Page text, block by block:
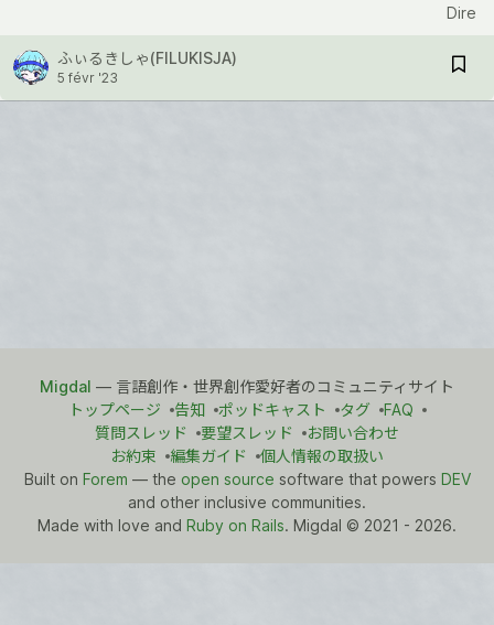
Dire
ふぃるきしゃ(FILUKISJA)
5 févr '23
Migdal — 言語創作・世界創作愛好者のコミュニティサイト
トップページ
告知 ポッドキャスト タグ
FAQ
質問スレッド
要望スレッド
お問い合わせ
お約束
編集ガイド
個人情報の取扱い
Built on Forem — the open source software that powers DEV
and other inclusive communities.
Made with love and Ruby on Rails. Migdal © 2021 - 2026.